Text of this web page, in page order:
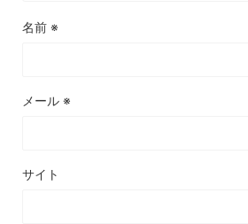
名前 ※
メール ※
サイト